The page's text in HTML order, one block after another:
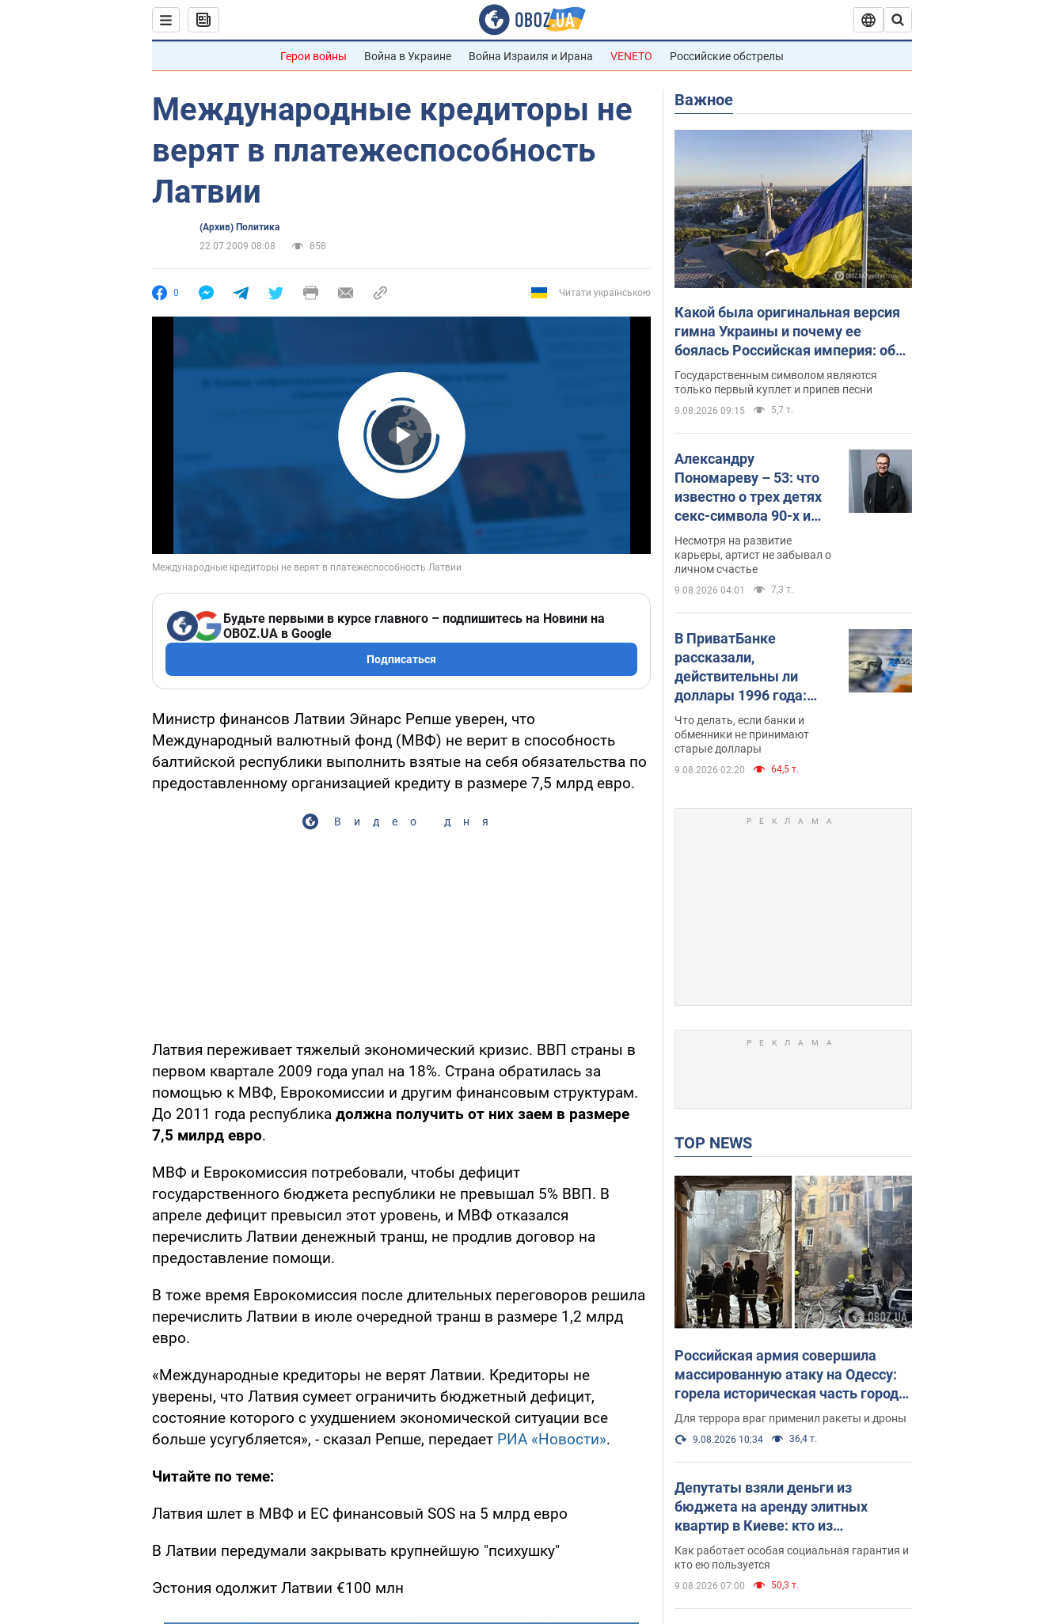
Герои войны Война в Украине Война Израиля и Ирана VENETO Российские обстрелы
Международные кредиторы не
верят в платежеспособность
Латвии
(Архив) Политика
22.07.2009 08:08
858
0 Читати українською
Play Video
Будьте первыми в курсе главного – подпишитесь на Новини на
OBOZ.UA в Google
Подписаться
Министр финансов Латвии Эйнарс Репше уверен, что
Международный валютный фонд (МВФ) не верит в способность
балтийской республики выполнить взятые на себя обязательства по
предоставленному организацией кредиту в размере 7,5 млрд евро.
Видео дня
Латвия переживает тяжелый экономический кризис. ВВП страны в
первом квартале 2009 года упал на 18%. Страна обратилась за
помощью к МВФ, Еврокомиссии и другим финансовым структурам.
До 2011 года республика должна получить от них заем в размере
7,5 милрд евро.
МВФ и Еврокомиссия потребовали, чтобы дефицит
государственного бюджета республики не превышал 5% ВВП. В
апреле дефицит превысил этот уровень, и МВФ отказался
перечислить Латвии денежный транш, не продлив договор на
предоставление помощи.
В тоже время Еврокомиссия после длительных переговоров решила
перечислить Латвии в июле очередной транш в размере 1,2 млрд
евро.
«Международные кредиторы не верят Латвии. Кредиторы не
уверены, что Латвия сумеет ограничить бюджетный дефицит,
состояние которого с ухудшением экономической ситуации все
больше усугубляется», - сказал Репше, передает РИА «Новости».
Читайте по теме:
Латвия шлет в МВФ и ЕС финансовый SOS на 5 млрд евро
В Латвии передумали закрывать крупнейшую "психушку"
Эстония одолжит Латвии €100 млн
Важное
Какой была оригинальная версия
гимна Украины и почему ее
боялась Российская империя: об
этом не рассказывают в школе
Государственным символом являются
только первый куплет и припев песни
9.08.2026 09:15 5,7 т.
Александру
Пономареву – 53: что
известно о трех детях
секс-символа 90-х и
как они выглядят
Несмотря на развитие
карьеры, артист не забывал о
личном счастье
9.08.2026 04:01 7,3 т.
В ПриватБанке
рассказали,
действительны ли
доллары 1996 года:
принимают ли
обменники и банки
такие купюры
Что делать, если банки и
обменники не принимают
старые доллары
9.08.2026 02:20 64,5 т.
TOP NEWS
Российская армия совершила
массированную атаку на Одессу:
горела историческая часть города,
есть пострадавшие. Фото и видео
Для террора враг применил ракеты и дроны
9.08.2026 10:34 36,4 т.
Депутаты взяли деньги из
бюджета на аренду элитных
квартир в Киеве: кто из
парламентариев просил средства
и где поселился
Как работает особая социальная гарантия и
кто ею пользуется
9.08.2026 07:00 50,3 т.